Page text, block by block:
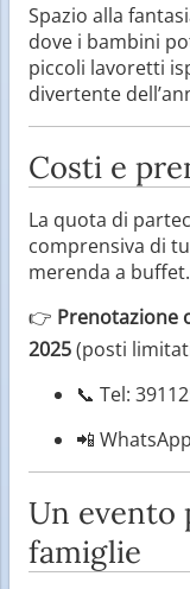
Spazio alla
dove i bambini
piccoli lavoretti
divertente
Costi e
La quota di
comprensiva di
merenda a buffet.
👉 Prenotazione
2025(posti
📞 Tel:
📲
Un evento
famiglie